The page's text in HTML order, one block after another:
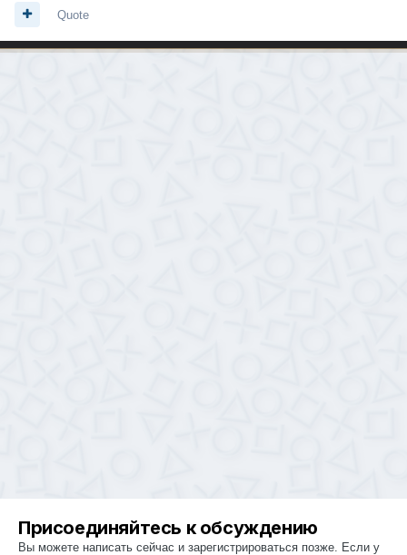
Quote
Присоединяйтесь к обсуждению
Вы можете написать сейчас и зарегистрироваться позже. Если у